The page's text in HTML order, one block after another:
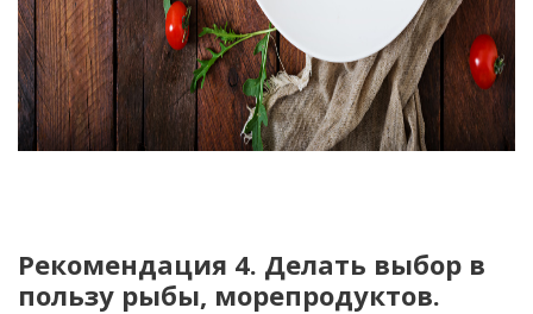
Рекомендация 4. Делать выбор в
пользу рыбы, морепродуктов.